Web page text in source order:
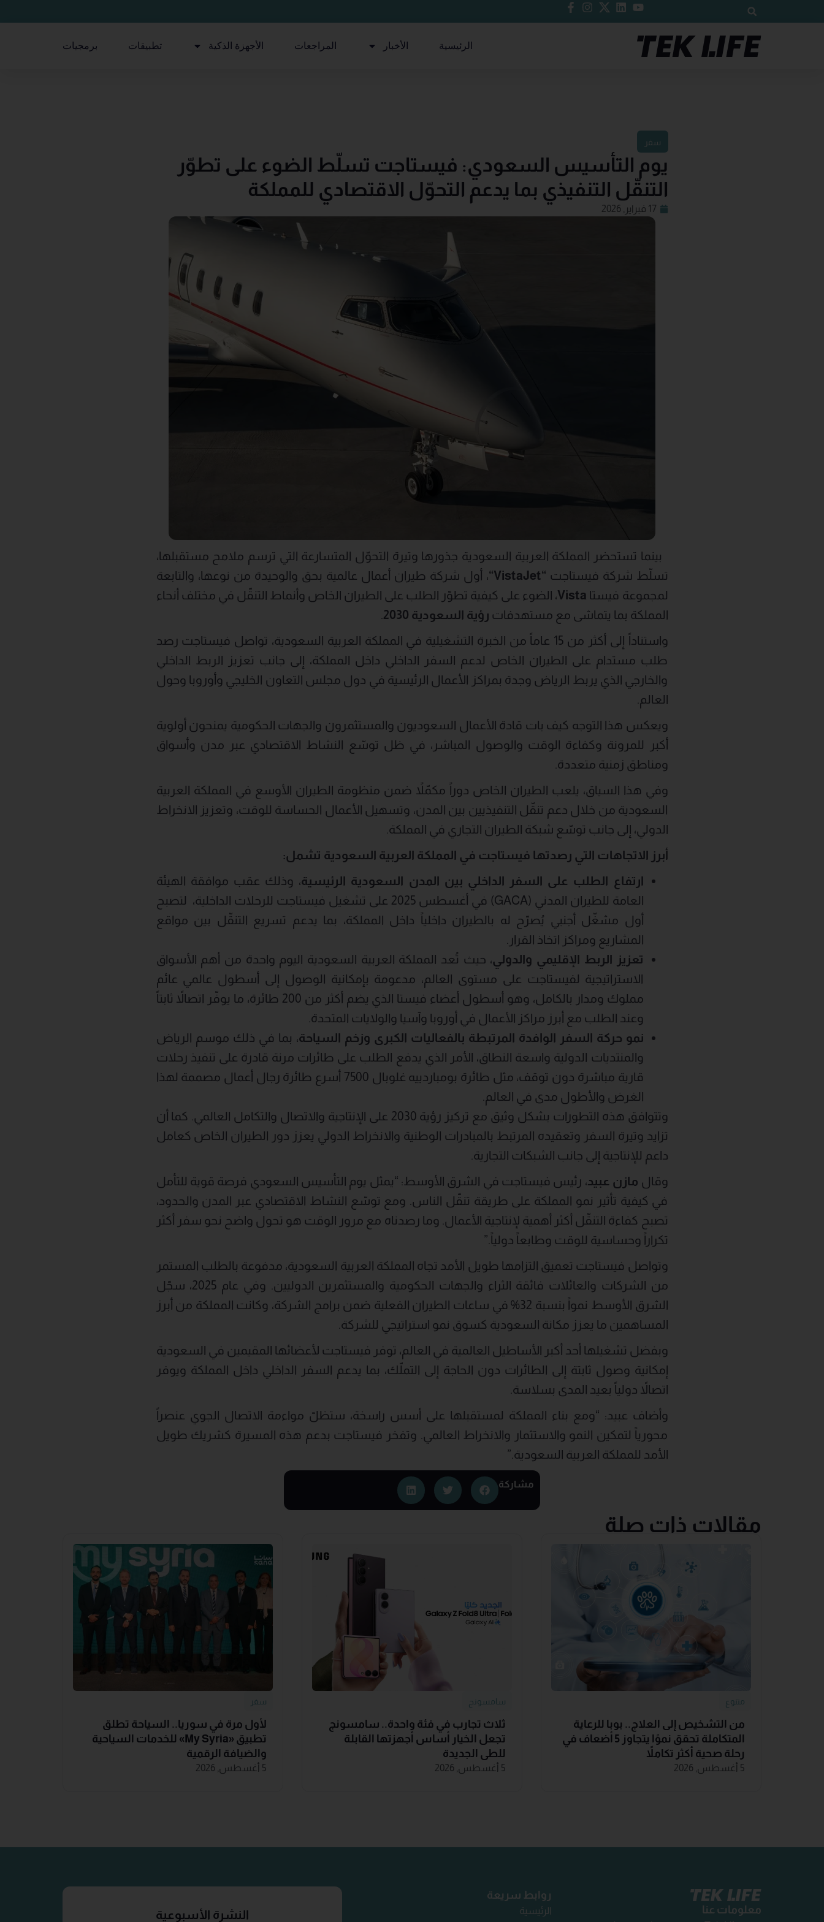
الرئيسية الأخبار المراجعات الأجهزة الذكية تطبيقات برمجيات
سفر
يوم التأسيس السعودي: فيستاجت تسلّط الضوء على تطوّر
التنقّل التنفيذي بما يدعم التحوّل الاقتصادي للمملكة
17 فبراير, 2026
بينما تستحضر المملكة العربية السعودية جذورها وتيرة التحوّل المتسارعة التي ترسم ملامح مستقبلها،
تسلّط شركة فيستاجت “
VistaJet
“، أول شركة طيران أعمال عالمية بحق والوحيدة من نوعها، والتابعة
لمجموعة فيستا Vista، الضوء على كيفية تطوّر الطلب على الطيران الخاص وأنماط التنقّل في مختلف أنحاء
المملكة بما يتماشى مع مستهدفات رؤية السعودية 2030
واستناداً إلى أكثر من 15 عاماً من الخبرة التشغيلية في المملكة العربية السعودية، تواصل فيستاجت رصد
طلب مستدام على الطيران الخاص لدعم السفر الداخلي داخل المملكة، إلى جانب تعزيز الربط الداخلي
والخارجي الذي يربط الرياض وجدة بمراكز الأعمال الرئيسية في دول مجلس التعاون الخليجي وأوروبا وحول
العالم.
ويعكس هذا التوجه كيف بات قادة الأعمال السعوديون والمستثمرون والجهات الحكومية يمنحون أولوية
أكبر للمرونة وكفاءة الوقت والوصول المباشر، في ظل توسّع النشاط الاقتصادي عبر مدن وأسواق
ومناطق زمنية متعددة.
وفي هذا السياق، يلعب الطيران الخاص دوراً مكمّلاً ضمن منظومة الطيران الأوسع في المملكة العربية
السعودية من خلال دعم تنقّل التنفيذيين بين المدن، وتسهيل الأعمال الحساسة للوقت، وتعزيز الانخراط
الدولي، إلى جانب توسّع شبكة الطيران التجاري في المملكة.
أبرز الاتجاهات التي رصدتها فيستاجت في المملكة العربية السعودية تشمل:
ارتفاع الطلب على السفر الداخلي بين المدن السعودية الرئيسية، وذلك عقب موافقة الهيئة
العامة للطيران المدني (GACA) في أغسطس 2025 على تشغيل فيستاجت للرحلات الداخلية، لتصبح
أول مشغّل أجنبي يُصرّح له بالطيران داخلياً داخل المملكة، بما يدعم تسريع التنقّل بين مواقع
المشاريع ومراكز اتخاذ القرار.
تعزيز الربط الإقليمي والدولي، حيث تُعد المملكة العربية السعودية اليوم واحدة من أهم الأسواق
الاستراتيجية لفيستاجت على مستوى العالم، مدعومة بإمكانية الوصول إلى أسطول عالمي عائم
مملوك ومدار بالكامل، وهو أسطول أعضاء فيستا الذي يضم أكثر من 200 طائرة، ما يوفّر اتصالاً ثابتاً
وعند الطلب مع أبرز مراكز الأعمال في أوروبا وآسيا والولايات المتحدة.
نمو حركة السفر الوافدة المرتبطة بالفعاليات الكبرى وزخم السياحة، بما في ذلك موسم الرياض
والمنتديات الدولية واسعة النطاق، الأمر الذي يدفع الطلب على طائرات مرنة قادرة على تنفيذ رحلات
قارية مباشرة دون توقف، مثل طائرة بومباردييه غلوبال 7500 أسرع طائرة رجال أعمال مصممة لهذا
الغرض والأطول مدى في العالم.
وتتوافق هذه التطورات بشكل وثيق مع تركيز رؤية 2030 على الإنتاجية والاتصال والتكامل العالمي. كما أن
تزايد وتيرة السفر وتعقيده المرتبط بالمبادرات الوطنية والانخراط الدولي يعزز دور الطيران الخاص كعامل
داعم للإنتاجية إلى جانب الشبكات التجارية.
وقال مازن عبيد، رئيس فيستاجت في الشرق الأوسط: “يمثل يوم التأسيس السعودي فرصة قوية للتأمل
في كيفية تأثير نمو المملكة على طريقة تنقّل الناس. ومع توسّع النشاط الاقتصادي عبر المدن والحدود،
تصبح كفاءة التنقّل أكثر أهمية لإنتاجية الأعمال. وما رصدناه مع مرور الوقت هو تحول واضح نحو سفر أكثر
تكراراً وحساسية للوقت وطابعاً دولياً.”
وتواصل فيستاجت تعميق التزامها طويل الأمد تجاه المملكة العربية السعودية، مدفوعة بالطلب المستمر
من الشركات والعائلات فائقة الثراء والجهات الحكومية والمستثمرين الدوليين. وفي عام 2025، سجّل
الشرق الأوسط نمواً بنسبة 32% في ساعات الطيران الفعلية ضمن برامج الشركة، وكانت المملكة من أبرز
المساهمين ما يعزز مكانة السعودية كسوق نمو استراتيجي للشركة.
وبفضل تشغيلها أحد أكبر الأساطيل العالمية في العالم، توفر فيستاجت لأعضائها المقيمين في السعودية
إمكانية وصول ثابتة إلى الطائرات دون الحاجة إلى التملّك، بما يدعم السفر الداخلي داخل المملكة ويوفر
اتصالاً دولياً بعيد المدى بسلاسة.
وأضاف عبيد: “ومع بناء المملكة لمستقبلها على أسس راسخة، ستظلّ مواءمة الاتصال الجوي عنصراً
محورياً لتمكين النمو والاستثمار والانخراط العالمي. وتفخر فيستاجت بدعم هذه المسيرة كشريك طويل
الأمد للمملكة العربية السعودية.”
مشاركة
مقالات ذات صلة
متنوع
من التشخيص إلى العلاج.. بوبا للرعاية
المتكاملة تحقق نموًا يتجاوز 5 أضعاف في
رحلة صحية أكثر تكاملاً
5 أغسطس, 2026
سامسونج
ثلاث تجارب في فئة واحدة.. سامسونج
تجعل الخيار أساس أجهزتها القابلة
للطي الجديدة
5 أغسطس, 2026
سفر
لأول مرة في سوريا.. السياحة تطلق
تطبيق «‏My Syria‏» للخدمات السياحية
والضيافة ‏الرقمية
5 أغسطس, 2026
معلومات عنا
روابط سريعة
الرئيسية
النشرة الأسبوعية